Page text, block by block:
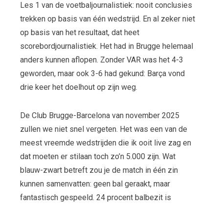
Les 1 van de voetbaljournalistiek: nooit conclusies
trekken op basis van één wedstrijd. En al zeker niet
op basis van het resultaat, dat heet
scorebordjournalistiek. Het had in Brugge helemaal
anders kunnen aflopen. Zonder VAR was het 4-3
geworden, maar ook 3-6 had gekund: Barça vond
drie keer het doelhout op zijn weg.
De Club Brugge-Barcelona van november 2025
zullen we niet snel vergeten. Het was een van de
meest vreemde wedstrijden die ik ooit live zag en
dat moeten er stilaan toch zo’n 5.000 zijn. Wat
blauw-zwart betreft zou je de match in één zin
kunnen samenvatten: geen bal geraakt, maar
fantastisch gespeeld. 24 procent balbezit is